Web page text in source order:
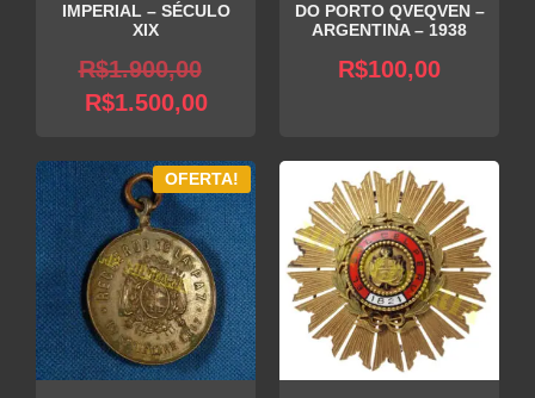
IMPERIAL – SÉCULO
XIX
R$1.900,00
era:
R$1.900,00.
R$1.500,00O
atual
é:
R$1.500,00.
DO PORTO QVEQVEN –
ARGENTINA – 1938
R$100,00
OFERTA!